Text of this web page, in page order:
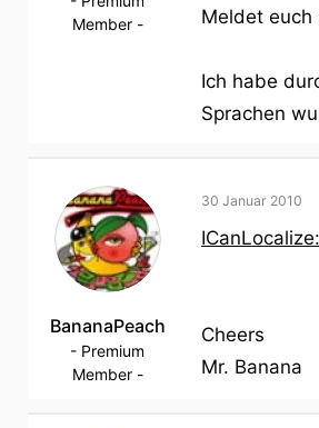
Member -
Meldet euch
Ich habe
Sprachen
BananaPeach
- Premium
Member -
30 Januar 2010
Cheers
Mr. Banana